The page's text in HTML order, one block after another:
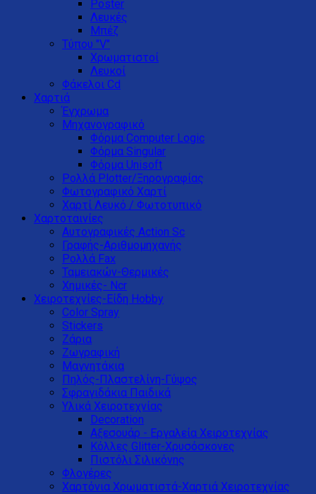
Poster
Λευκές
Μπέζ
Τύπου "V"
Xρωματιστοί
Λευκοί
Φάκελοι Cd
Χαρτιά
Έγχρωμα
Μηχανογραφικό
Φόρμα Computer Logic
Φόρμα Singular
Φόρμα Unisoft
Ρολλά Plotter/Ξηρογραφίας
Φωτογραφικό Χαρτί
Χαρτί Λευκό / Φωτοτυπικό
Χαρτοταινίες
Αυτογραφικές Action Sc
Γραφής-Αριθμομηχανής
Ρολλά Fax
Ταμειακών-Θερμικές
Χημικές- Ncr
Χειροτεχνίες-Είδη Hobby
Color Spray
Stickers
Ζάρια
Ζωγραφική
Μαγνητάκια
Πηλός-Πλαστελίνη-Γύψος
Σφραγιδάκια Παιδικά
Υλικά Χειροτεχνίας
Decoration
Αξεσουάρ - Εργαλεία Χειροτεχνίας
Κόλλες Glitter-Xρυσόσκονες
Πιστόλι Σιλικόνης
Φλογέρες
Χαρτόνια Χρωματιστά-Χαρτιά Χειροτεχνίας